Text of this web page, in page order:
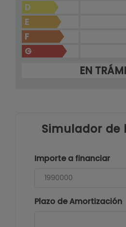
D
E
F
G
EN
Simulador de
Importe a financiar
Plazo de Amortización